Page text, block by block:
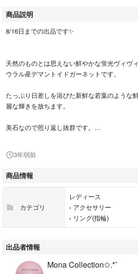
商品説明
8/16日までの出品です✨
天然のものとは思えない鮮やかな蛍光ヴィヴ
ウラル産デマントイドガーネットです。
たっぷり日差しを浴びた新鮮な若葉のような
麗な輝きを放ちます。
美石なので照り返し抜群です。
デマントイドガーネットはダイヤモンドをし
輝きもお楽しみいただきたく思います。
このグリーンはクロムの含有により最高級の
その中でもこの石目としてトップにくるヴィ
デマンは濃すぎると沈んで輝きの強さが鈍く
ょうか。
地金はハードプラチナプラチナ950を使ってい
3年弱前
商品情報
カテゴリ
レディース
› アクセサリー
› リング(指輪)
出品者情報
Mona Collection✩.*˚